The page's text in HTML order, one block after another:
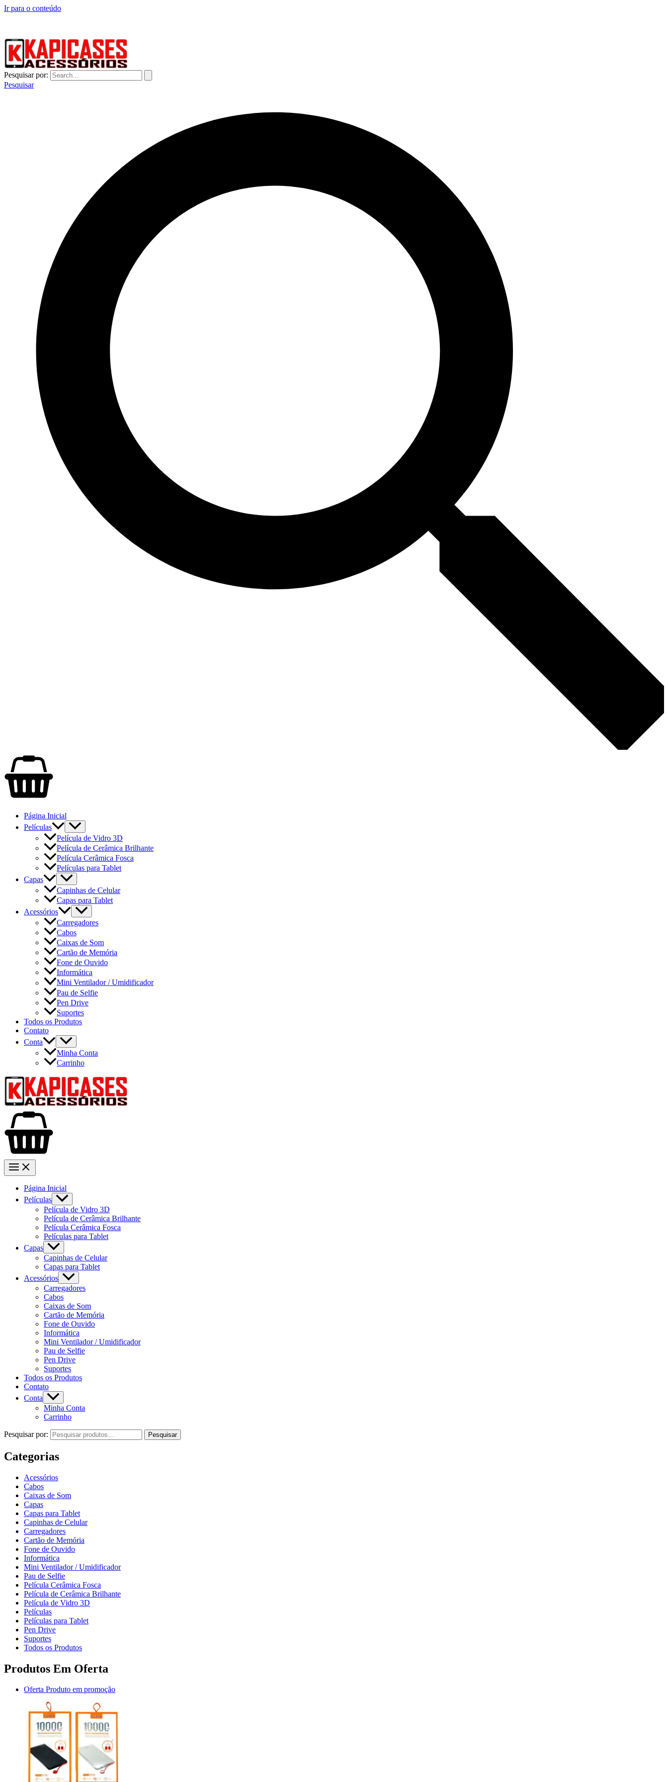
Ir para o conteúdo
Pesquisar por:
Pesquisar
Página Inicial
Películas
Película de Vidro 3D
Película de Cerâmica Brilhante
Película Cerâmica Fosca
Películas para Tablet
Capas
Capinhas de Celular
Capas para Tablet
Acessórios
Carregadores
Cabos
Caixas de Som
Cartão de Memória
Fone de Ouvido
Informática
Mini Ventilador / Umidificador
Pau de Selfie
Pen Drive
Suportes
Todos os Produtos
Contato
Conta
Minha Conta
Carrinho
Página Inicial
Películas
Película de Vidro 3D
Película de Cerâmica Brilhante
Película Cerâmica Fosca
Películas para Tablet
Capas
Capinhas de Celular
Capas para Tablet
Acessórios
Carregadores
Cabos
Caixas de Som
Cartão de Memória
Fone de Ouvido
Informática
Mini Ventilador / Umidificador
Pau de Selfie
Pen Drive
Suportes
Todos os Produtos
Contato
Conta
Minha Conta
Carrinho
Pesquisar por: Pesquisar
Categorias
Acessórios
Cabos
Caixas de Som
Capas
Capas para Tablet
Capinhas de Celular
Carregadores
Cartão de Memória
Fone de Ouvido
Informática
Mini Ventilador / Umidificador
Pau de Selfie
Película Cerâmica Fosca
Película de Cerâmica Brilhante
Película de Vidro 3D
Películas
Películas para Tablet
Pen Drive
Suportes
Todos os Produtos
Produtos Em Oferta
Oferta Produto em promoção